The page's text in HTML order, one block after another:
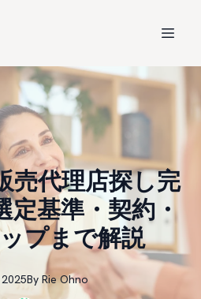
売代理店探し完
定基準・契約・
プまで解説
By Rie Ohno